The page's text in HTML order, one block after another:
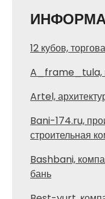
12 кубов,
A_frame_tula,
Artel,
Bani-174.ru,
строительная
Bashbani,
бань